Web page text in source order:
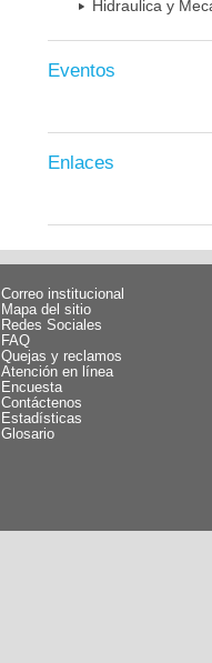
Hidraulica y
Eventos
Enlaces
Correo institucional
Mapa del sitio
Redes Sociales
FAQ
Quejas y reclamos
Atención en línea
Encuesta
Contáctenos
Estadísticas
Glosario